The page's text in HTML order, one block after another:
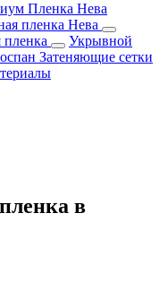
Пленка Нева
пленка Нева
Укрывной
Затеняющие сетки
в